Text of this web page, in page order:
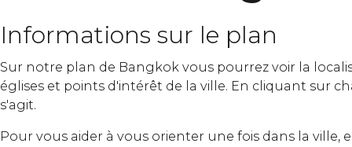
Informations sur le plan
Sur notre plan de Bangkok vous pourrez voir la
églises et points d'intérêt de la ville. En cliquant sur
s'agit.
Pour vous aider à vous orienter une fois dans la